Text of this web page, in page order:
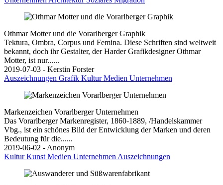
Othmar Motter und die Vorarlberger Graphik
Tektura, Ombra, Corpus und Femina. Diese Schriften sind weltweit
bekannt, doch ihr Gestalter, der Harder Grafikdesigner Othmar
Motter, ist nur......
2019-07-03 - Kerstin Forster
Auszeichnungen Grafik KulturMedien Unternehmen
Markenzeichen Vorarlberger Unternehmen
Das Vorarlberger Markenregister, 1860-1889, /Handelskammer
Vbg., ist ein schönes Bild der Entwicklung der Marken und deren
Bedeutung für die......
2019-06-02 - Anonym
KulturKunst Medien Unternehmen Auszeichnungen